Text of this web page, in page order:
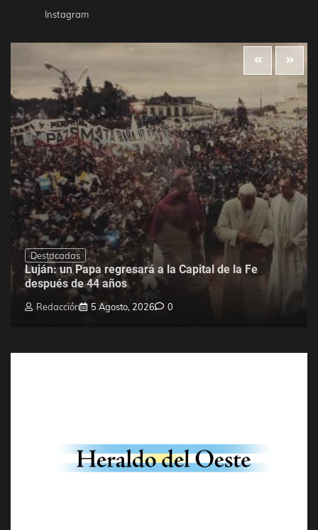
Instagram
Destacadas
Luján: un Papa regresará a la Capital de la Fe
después de 44 años
Redacción 5 Agosto, 2026 0